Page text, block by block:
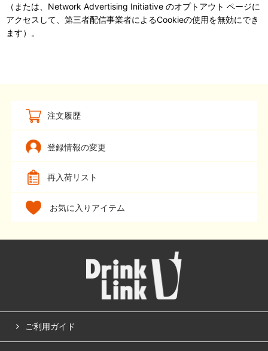
（または、Network Advertising Initiative のオプトアウト ページに
アクセスして、第三者配信事業者によるCookieの使用を無効にでき
ます）。
注文履歴
登録情報の変更
再入荷リスト
お気に入りアイテム
ご利用ガイド